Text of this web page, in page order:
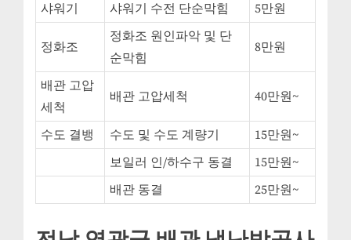
샤워기
샤워기 수전 단순막힘 5만원
정화조
정화조 원인파악 및 단
순막힘
8만원
배관 고압
세척
배관 고압세척 40만원~
수도 결뱅 수도 및 수도 계량기
15만원~
보일러 인/하수구 동결
15만원~
배관 동결
25만원~